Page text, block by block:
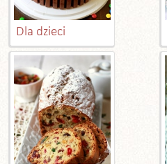
Dla dzieci